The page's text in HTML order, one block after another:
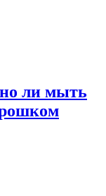
ли мыть